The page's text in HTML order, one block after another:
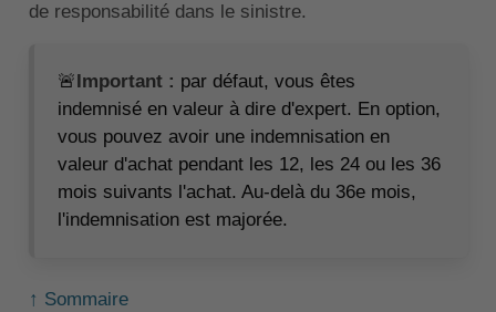
de responsabilité dans le sinistre.
🚨 Important : par défaut, vous êtes
indemnisé en valeur à dire d'expert. En option,
vous pouvez avoir une indemnisation en
valeur d'achat pendant les 12, les 24 ou les 36
mois suivants l'achat. Au-delà du 36e mois,
l'indemnisation est majorée.
↑ Sommaire